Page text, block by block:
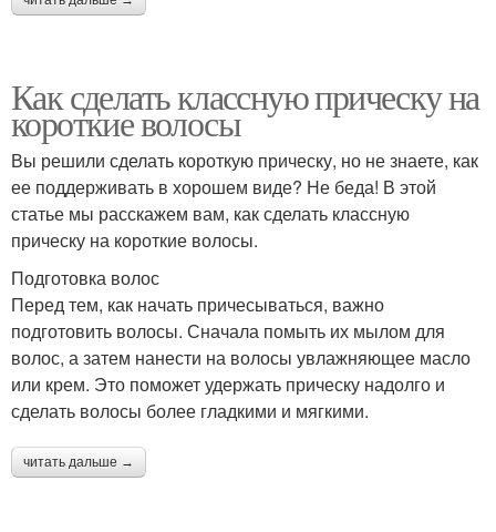
Как сделать классную прическу на
короткие волосы
Вы решили сделать короткую прическу, но не знаете, как
ее поддерживать в хорошем виде? Не беда! В этой
статье мы расскажем вам, как сделать классную
прическу на короткие волосы.
Подготовка волос
Перед тем, как начать причесываться, важно
подготовить волосы. Сначала помыть их мылом для
волос, а затем нанести на волосы увлажняющее масло
или крем. Это поможет удержать прическу надолго и
сделать волосы более гладкими и мягкими.
читать дальше →